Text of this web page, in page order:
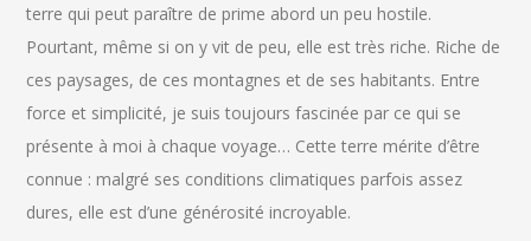
terre qui peut paraître de prime abord un peu hostile.
Pourtant, même si on y vit de peu, elle est très riche. Riche de
ces paysages, de ces montagnes et de ses habitants. Entre
force et simplicité, je suis toujours fascinée par ce qui se
présente à moi à chaque voyage… Cette terre mérite d’être
connue : malgré ses conditions climatiques parfois assez
dures, elle est d’une générosité incroyable.